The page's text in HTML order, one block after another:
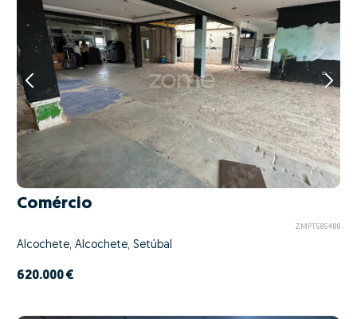
Comércio
ZMPT585488
Alcochete, Alcochete, Setúbal
620.000 €